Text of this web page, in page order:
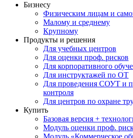
Бизнесу
Физическим лицам и
Малому и среднему
Крупному
Продукты и решения
Для учебных центров
Для оценки проф. рисков
Для корпоративного
Для инструктажей по ОТ
Для проведения СОУТ и
контроля
Для центров по охране
Купить
Базовая версия +
Модуль оценки проф.
Модуль «Коммерческое